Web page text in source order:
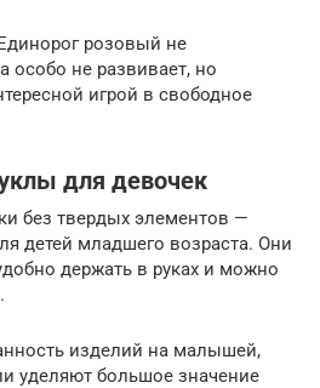
розовый не
особо не развивает, но
игрой в свободное
для девочек
без твердых элементов —
детей младшего возраста. Они
держать в руках и можно
изделий на малышей,
уделяют большое значение